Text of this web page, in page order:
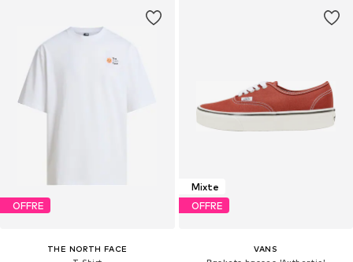
OFFRE
THE NORTH FACE
Mixte
OFFRE
VANS